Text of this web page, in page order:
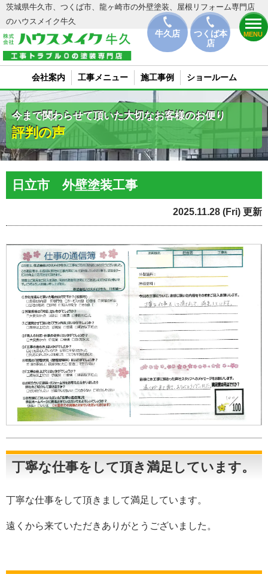
牛久店
つくば本
店
MENU
茨城県牛久市、つくば市、龍ヶ崎市の外壁塗装、屋根リフォーム専門店
のハウスメイク牛久
会社案内 工事メニュー 施工事例 ショールーム
今まで関わらせて頂いた大切なお客様のお便り
評判の声
日立市 外壁塗装工事
2025.11.28 (Fri) 更新
丁寧な仕事をして頂き満足しています。
丁寧な仕事をして頂きまして満足しています。
遠くから来ていただきありがとうございました。